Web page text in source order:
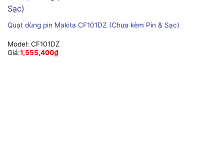
Quạt dùng pin Makita CF101DZ (Chưa kèm Pin & Sạc)
Model: CF101DZ
Giá:1,555,400₫